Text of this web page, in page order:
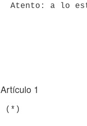
Artículo 1